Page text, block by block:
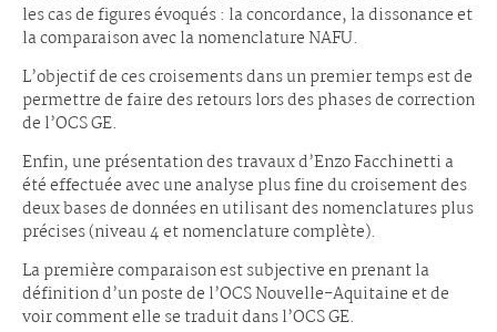
les cas de figures évoqués : la concordance, la dissonance et
la comparaison avec la nomenclature NAFU.
L’objectif de ces croisements dans un premier temps est de
permettre de faire des retours lors des phases de correction
de l’OCS GE.
Enfin, une présentation des travaux d’Enzo Facchinetti a
été effectuée avec une analyse plus fine du croisement des
deux bases de données en utilisant des nomenclatures plus
précises (niveau 4 et nomenclature complète).
La première comparaison est subjective en prenant la
définition d’un poste de l’OCS Nouvelle-Aquitaine et de
voir comment elle se traduit dans l’OCS GE.